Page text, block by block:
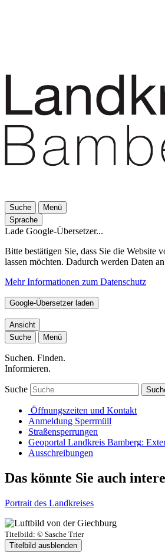
Suche
Menü
Sprache
Lade Google-Übersetzer...
Bitte bestätigen Sie, dass Sie die Website
lassen möchten. Dadurch werden Daten
Mehr Informationen zum Datenschutz
Google-Übersetzer laden
Ansicht
Suche
Menü
Suchen. Finden.
Informieren.
Suche
Öffnungszeiten und Kontakt
Anmeldung Sperrmüll
Straßensperrungen
Geoportal Landkreis Bamberg:
Ausschreibungen
Das könnte Sie auch
Portrait des Landkreises
Titelbild: © Sasche Trier
Titelbild ausblenden